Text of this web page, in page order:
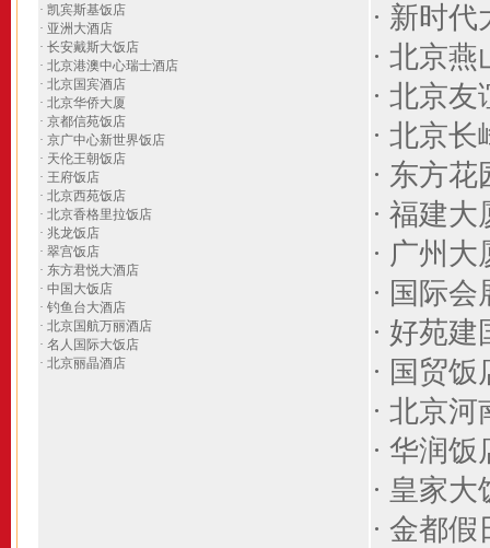
· 凯宾斯基饭店
· 亚洲大酒店
· 长安戴斯大饭店
· 北京港澳中心瑞士酒店
· 北京国宾酒店
· 北京华侨大厦
· 京都信苑饭店
· 京广中心新世界饭店
· 天伦王朝饭店
· 王府饭店
· 北京西苑饭店
· 北京香格里拉饭店
· 兆龙饭店
· 翠宫饭店
· 东方君悦大酒店
· 中国大饭店
· 钓鱼台大酒店
· 北京国航万丽酒店
· 名人国际大饭店
· 北京丽晶酒店
· 新时代
· 北京燕
· 北京友
· 北京长
· 东方花
· 福建大
· 广州大
· 国际会
· 好苑建
· 国贸饭
· 北京河
· 华润饭
· 皇家大
· 金都假